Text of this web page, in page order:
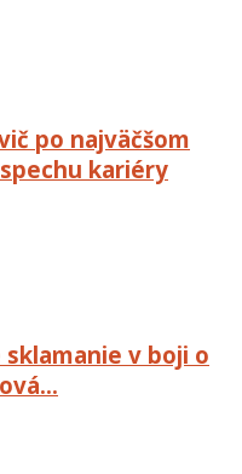
po najväčšom
kariéry
sklamanie v boji o